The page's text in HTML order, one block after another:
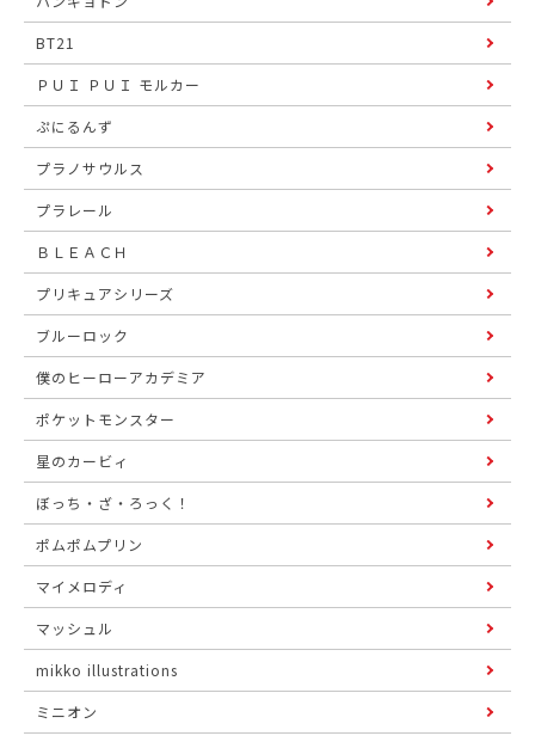
BT21
ＰＵＩ ＰＵＩ モルカー
ぷにるんず
プラノサウルス
プラレール
ＢＬＥＡＣＨ
プリキュアシリーズ
ブルーロック
僕のヒーローアカデミア
ポケットモンスター
星のカービィ
ぼっち・ざ・ろっく！
ポムポムプリン
マイメロディ
マッシュル
mikko illustrations
ミニオン